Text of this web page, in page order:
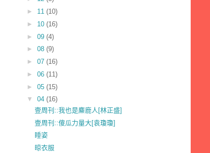
► 11 (10)
► 10 (16)
► 09 (4)
► 08 (9)
► 07 (16)
► 06 (11)
► 05 (15)
▼ 04 (16)
壹周刊::我也是麋鹿人[林正盛]
壹周刊::傻瓜力量大[袁瓊瓊]
睡姿
晾衣服